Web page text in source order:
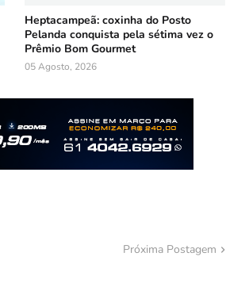
Heptacampeã: coxinha do Posto
Pelanda conquista pela sétima vez o
Prêmio Bom Gourmet
05 Agosto, 2026
Próxima Postagem